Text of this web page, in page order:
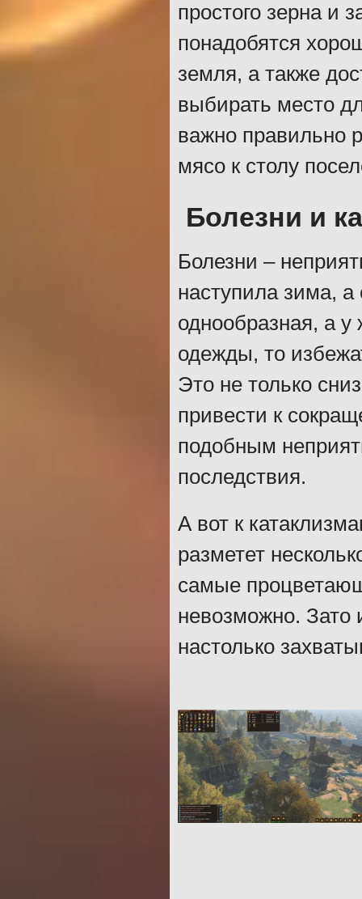
простого зерна и
понадобятся
земля, а также
выбирать место
важно правильно
мясо к столу
Болезни и
Болезни –
наступила зима,
однообразная, а у
одежды, то
Это не только
привести к
подобным
последствия.
А вот к
разметет
самые
невозможно. Зато
настолько